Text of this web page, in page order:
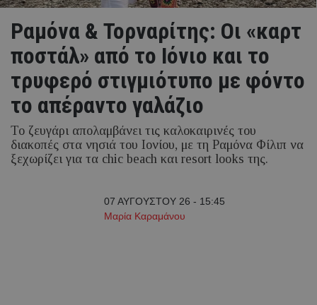
Ραμόνα & Τορναρίτης: Οι «καρτ
ποστάλ» από το Ιόνιο και το
τρυφερό στιγμιότυπο με φόντο
το απέραντο γαλάζιο
Το ζευγάρι απολαμβάνει τις καλοκαιρινές του
διακοπές στα νησιά του Ιονίου, με τη Ραμόνα Φίλιπ να
ξεχωρίζει για τα chic beach και resort looks της.
07 ΑΥΓΟΥΣΤΟΥ 26 - 15:45
Μαρία Καραμάνου